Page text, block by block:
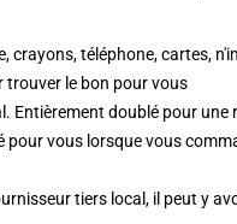
crayons, téléphone, cartes,
trouver le bon pour vous
Entièrement doublé pour une
pour vous lorsque vous
tiers local, il peut y